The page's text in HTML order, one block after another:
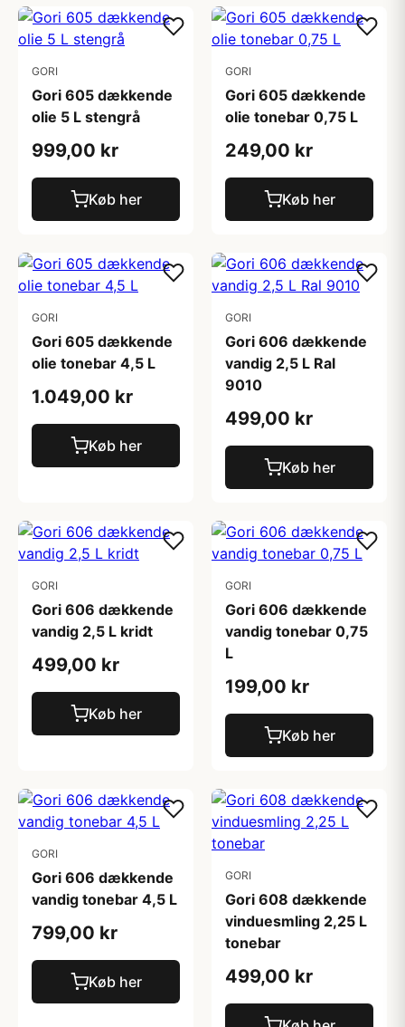
GORI
Gori 605 dækkende
olie 5 L stengrå
999,00 kr
Køb her
GORI
Gori 605 dækkende
olie tonebar 0,75 L
249,00 kr
Køb her
GORI
Gori 605 dækkende
olie tonebar 4,5 L
1.049,00 kr
Køb her
GORI
Gori 606 dækkende
vandig 2,5 L Ral
9010
499,00 kr
Køb her
GORI
Gori 606 dækkende
vandig 2,5 L kridt
499,00 kr
Køb her
GORI
Gori 606 dækkende
vandig tonebar 0,75
L
199,00 kr
Køb her
GORI
Gori 606 dækkende
vandig tonebar 4,5 L
799,00 kr
Køb her
GORI
Gori 608 dækkende
vinduesmling 2,25 L
tonebar
499,00 kr